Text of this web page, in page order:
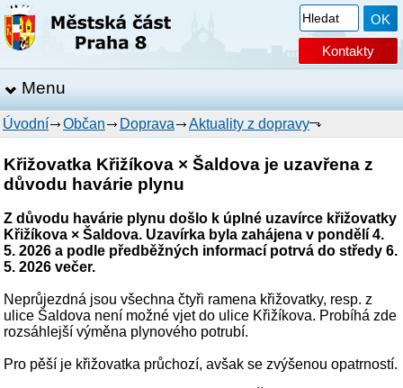
Kontakty
Menu
Úvodní Občan Doprava Aktuality z dopravy
Křižovatka Křižíkova × Šaldova je uzavřena z
důvodu havárie plynu
Z důvodu havárie plynu došlo k úplné uzavírce křižovatky
Křižíkova × Šaldova. Uzavírka byla zahájena v pondělí 4.
5. 2026 a podle předběžných informací potrvá do středy 6.
5. 2026 večer.
Neprůjezdná jsou všechna čtyři ramena křižovatky, resp. z
ulice Šaldova není možné vjet do ulice Křižíkova. Probíhá zde
rozsáhlejší výměna plynového potrubí.
Pro pěší je křižovatka průchozí, avšak se zvýšenou opatrností.